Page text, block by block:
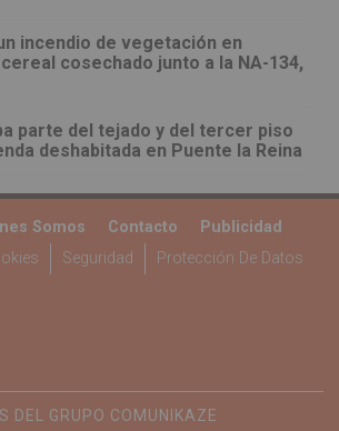
incendio de vegetación en
cosechado junto a la NA-134,
parte del tejado y del tercer piso
deshabitada en Puente la Reina
Somos Contacto
Publicidad
Seguridad Protección De Datos
DEL GRUPO COMUNIKAZE